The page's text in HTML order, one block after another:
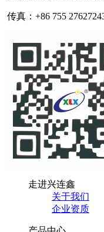
传真：+86 755
走进兴连鑫
关于我们
企业资质